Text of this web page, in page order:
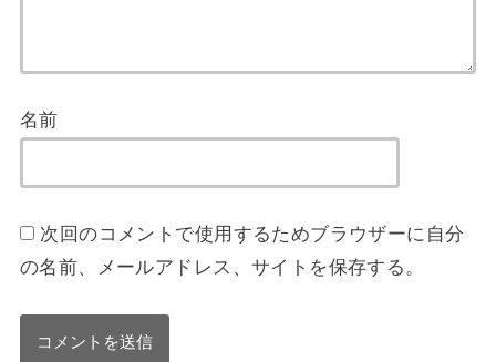
名前
次回のコメントで使用するためブラウザーに自分
の名前、メールアドレス、サイトを保存する。